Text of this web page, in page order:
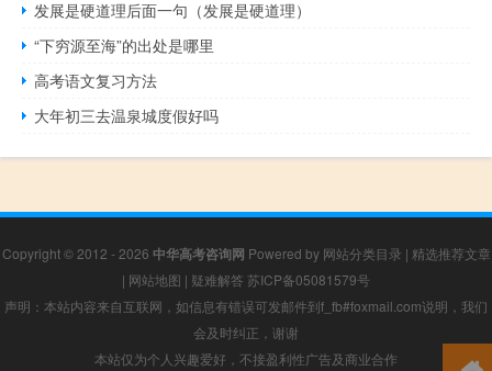
发展是硬道理后面一句（发展是硬道理）
“下穷源至海”的出处是哪里
高考语文复习方法
大年初三去温泉城度假好吗
Copyright © 2012 - 2026 中华高考咨询网 Powered by 网站分类目录 | 精选推荐文章
| 网站地图 | 疑难解答 苏ICP备05081579号
声明：本站内容来自互联网，如信息有错误可发邮件到f_fb#foxmail.com说明，我们
会及时纠正，谢谢
本站仅为个人兴趣爱好，不接盈利性广告及商业合作